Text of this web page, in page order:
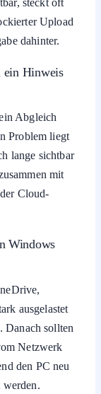
steckt oft
Upload
dahinter.
ein Hinweis
Abgleich
Problem liegt
lange sichtbar
mit
Cloud-
Windows
ausgelastet
Danach sollten
Netzwerk
den PC neu
werden.